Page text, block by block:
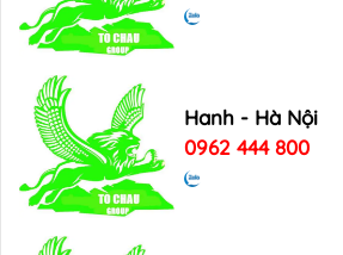
Hanh - Hà Nội
0962 444 800